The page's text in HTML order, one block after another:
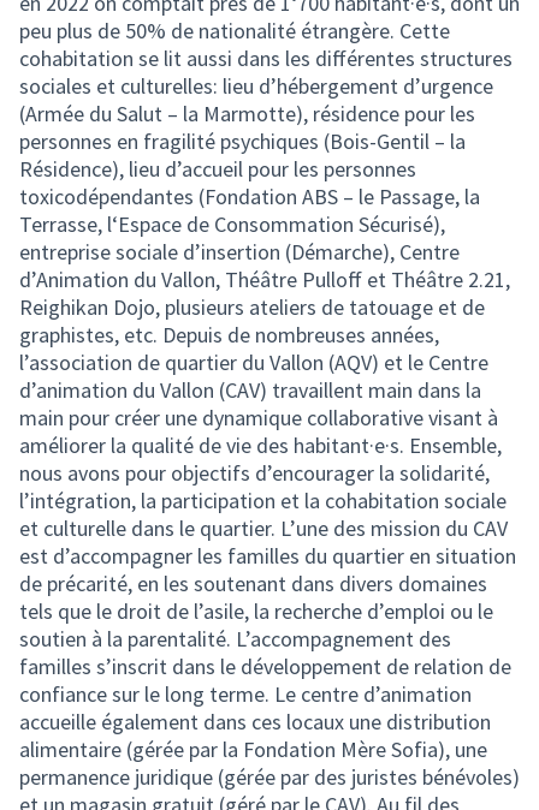
peu plus de 50% de nationalité étrangère. Cette
cohabitation se lit aussi dans les différentes structures
sociales et culturelles: lieu d’hébergement d’urgence
(Armée du Salut – la Marmotte), résidence pour les
personnes en fragilité psychiques (Bois-Gentil – la
Résidence), lieu d’accueil pour les personnes
toxicodépendantes (Fondation ABS – le Passage, la
Terrasse, l‘Espace de Consommation Sécurisé),
entreprise sociale d’insertion (Démarche), Centre
d’Animation du Vallon, Théâtre Pulloff et Théâtre 2.21,
Reighikan Dojo, plusieurs ateliers de tatouage et de
graphistes, etc. Depuis de nombreuses années,
l’association de quartier du Vallon (AQV) et le Centre
d’animation du Vallon (CAV) travaillent main dans la
main pour créer une dynamique collaborative visant à
améliorer la qualité de vie des habitant·e·s. Ensemble,
nous avons pour objectifs d’encourager la solidarité,
l’intégration, la participation et la cohabitation sociale
et culturelle dans le quartier. L’une des mission du CAV
est d’accompagner les familles du quartier en situation
de précarité, en les soutenant dans divers domaines
tels que le droit de l’asile, la recherche d’emploi ou le
soutien à la parentalité. L’accompagnement des
familles s’inscrit dans le développement de relation de
confiance sur le long terme. Le centre d’animation
accueille également dans ces locaux une distribution
alimentaire (gérée par la Fondation Mère Sofia), une
permanence juridique (gérée par des juristes bénévoles)
et un magasin gratuit (géré par le CAV). Au fil des